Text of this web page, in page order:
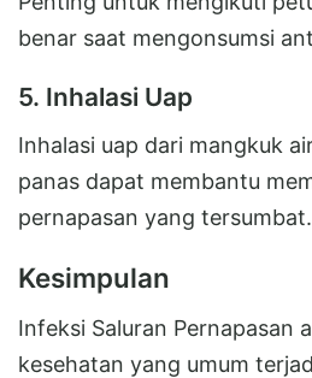
benar saat mengonsumsi
5. Inhalasi Uap
Inhalasi uap dari mangkuk
panas dapat membantu
pernapasan yang tersumbat.
Kesimpulan
Infeksi Saluran Pernapasan
kesehatan yang umum